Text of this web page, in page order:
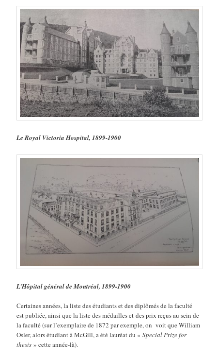
Le Royal Victoria Hospital, 1899-1900
L’Hôpital général de Montréal, 1899-1900
Certaines années, la liste des étudiants et des diplômés de la faculté
est publiée, ainsi que la liste des médailles et des prix reçus au sein de
la faculté (sur l’exemplaire de 1872 par exemple, on voit que William
Osler, alors étudiant à McGill, a été lauréat du «Special Prize for
thesis » cette année-là).